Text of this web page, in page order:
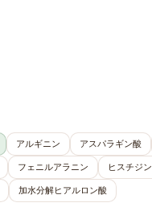
アルギニン アスパラギン酸
フェニルアラニン ヒスチジン
加水分解ヒアルロン酸